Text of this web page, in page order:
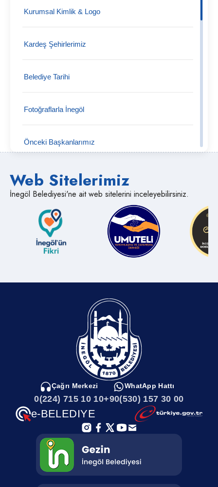
Tokuş Mahallesi
Tekke Mahallesi
Tahtaköprü Mahallesi
Şipali Mahallesi
Şehitler Mahallesi
Süpürtü Mahallesi
Sülüklügöl Mahallesi
Süle Mahallesi
Sulhiye Mahallesi
Soğukdere Mahallesi
Sarıpınar Mahallesi
Saadet Mahallesi
Rüştiye Mahallesi
Kurumsal Kimlik & Logo
Kardeş Şehirlerimiz
Belediye Tarihi
Fotoğraflarla İnegöl
Önceki Başkanlarımız
Semt Pazarları
Medya İnegöl
Muhtarlıklar
İnegölde Gezilecek Yerler
İnegöl Haritası
İlçemizi Tanıyalım
Afet Toplanma Alanları
Web Sitelerimiz
İnegöl Belediyesi'ne ait web sitelerini inceleyebilirsiniz.
Çağrı Merkezi
0(224) 715 10 10
WhatApp Hattı
+90(530) 157 30 00
e-BELEDIYE